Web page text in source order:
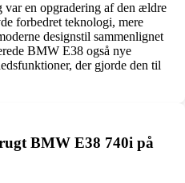
en opgradering af den ældre
forbedret teknologi, mere
designstil sammenlignet
BMW E38 også nye
der gjorde den til
BMW E38 740i på